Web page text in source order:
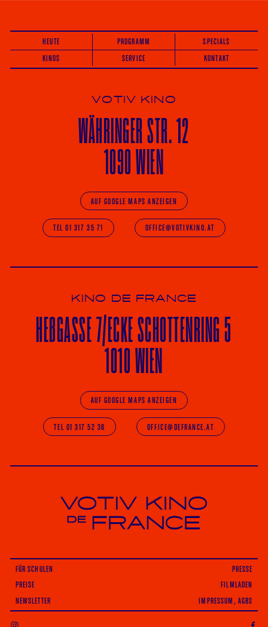
HEUTE PROGRAMM
SPECIALS
KINOS
SERVICE KONTAKT
VOTIV KINO
WÄHRINGERSTR. 12
1090 WIEN
AUF GOOGLE MAPS ANZEIGEN
TEL 01 317 35 71 OFFICE@VOTIVKINO.AT
KINO DE FRANCE
HEßGASSE 7/ECKESCHOTTENRING 5
1010 WIEN
AUF GOOGLE MAPS ANZEIGEN
TEL 01 317 52 36 OFFICE@DEFRANCE.AT
Votiv Kino und Kino De France in Wien
FÜR SCHULEN
PRESSE
PREISE
FILMLADEN
NEWSLETTER IMPRESSUM, AGBS